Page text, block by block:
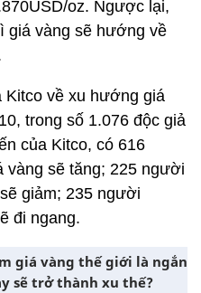
oz. Ngược lại,
giá vàng sẽ hướng về
Kitco về xu hướng giá
trong số 1.076 độc giả
của Kitco, có 616
vàng sẽ tăng; 225 người
giảm; 235 người
đi ngang.
giá vàng thế giới là ngắn
sẽ trở thành xu thế?